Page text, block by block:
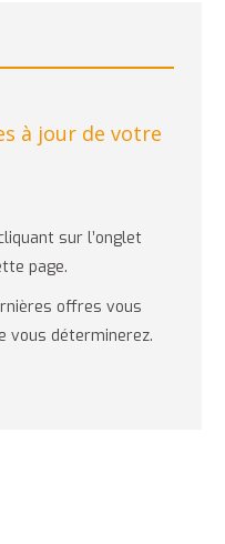
à jour de votre
sur l’onglet
page.
offres vous
vous déterminerez.